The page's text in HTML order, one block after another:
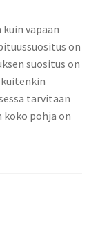
vapaan
on
suositus on
tarvitaan
koko pohja on